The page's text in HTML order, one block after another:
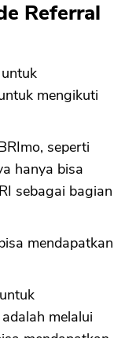
Referral
mengikuti
seperti
hanya bisa
sebagai bagian
mendapatkan
melalui